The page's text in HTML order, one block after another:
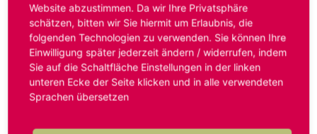
Anmelden
Benutzername oder E-Mail-Adresse*
Website abzustimmen. Da wir Ihre Privatsphäre
schätzen, bitten wir Sie hiermit um Erlaubnis, die
folgenden Technologien zu verwenden. Sie können Ihre
Einwilligung später jederzeit ändern / widerrufen, indem
Sie auf die Schaltfläche Einstellungen in der linken
unteren Ecke der Seite klicken und in alle verwendeten
Sprachen übersetzen